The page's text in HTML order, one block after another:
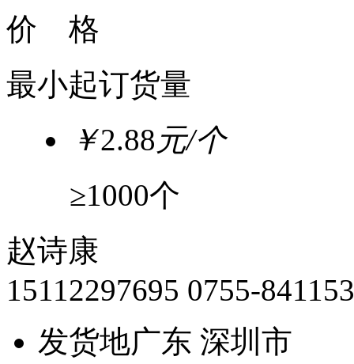
价 格
最小起订货量
￥2.88 元/个
≥1000个
赵诗康
15112297695 0755-
发货地广东 深圳市